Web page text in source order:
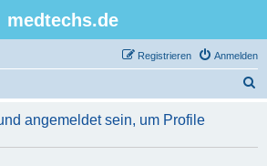
medtechs.de
Anmelden
Registrieren
h
angemeldet sein, um Profile